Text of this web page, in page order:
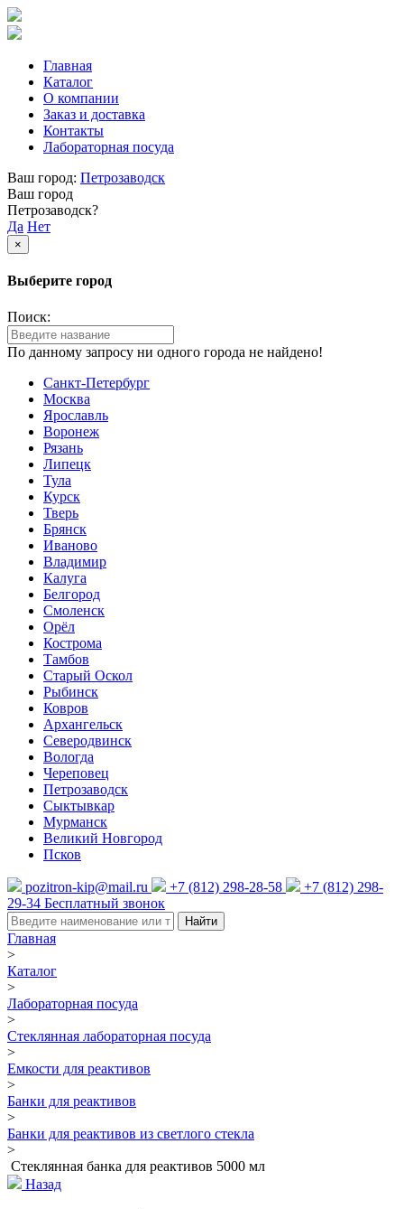
Главная
Каталог
О компании
Заказ и доставка
Контакты
Лабораторная посуда
Ваш город: Петрозаводск
Ваш город
Петрозаводск?
Да Нет
×
Выберите город
Поиск:
По данному запросу ни одного города не найдено!
Санкт-Петербург
Москва
Ярославль
Воронеж
Рязань
Липецк
Тула
Курск
Тверь
Брянск
Иваново
Владимир
Калуга
Белгород
Смоленск
Орёл
Кострома
Тамбов
Старый Оскол
Рыбинск
Ковров
Архангельск
Северодвинск
Вологда
Череповец
Петрозаводск
Сыктывкар
Мурманск
Великий Новгород
Псков
pozitron-kip@mail.ru +7 (812) 298-28-58
+7 (812) 298-
29-34 Бесплатный звонок
Найти
Главная
>
Каталог
>
Лабораторная посуда
>
Стеклянная лабораторная посуда
>
Емкости для реактивов
>
Банки для реактивов
>
Банки для реактивов из светлого стекла
>
Стеклянная банка для реактивов 5000 мл
Назад